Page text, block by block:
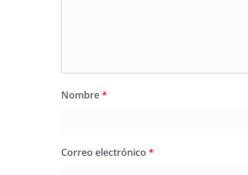
Nombre*
Correo electrónico *